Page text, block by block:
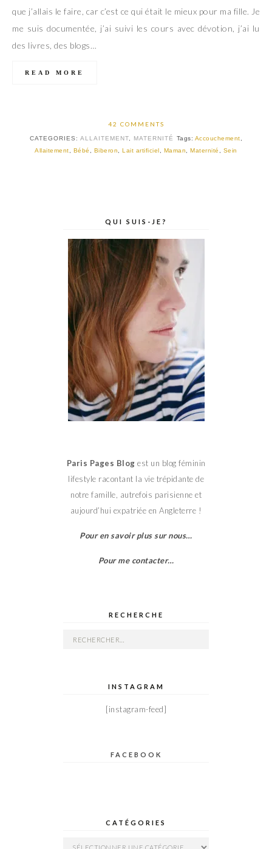
que j’allais le faire, car c’est ce qui était le mieux pour ma fille. Je
me suis documentée, j’ai suivi les cours avec dévotion, j’ai lu
des livres, des blogs…
READ MORE
42 COMMENTS
CATEGORIES: ALLAITEMENT, MATERNITÉ Tags: Accouchement
Allaitement
Bébé Biberon ,Lait artificiel Maman ,Maternité Sein
QUI SUIS-JE?
Paris Pages Blog est un blog féminin
lifestyle racontant la vie trépidante de
notre famille, autrefois parisienne et
aujourd’hui expatriée en Angleterre !
Pour en savoir plus sur nous…
Pour me contacter…
RECHERCHE
Rechercher :
INSTAGRAM
[instagram-feed]
FACEBOOK
CATÉGORIES
Catégories